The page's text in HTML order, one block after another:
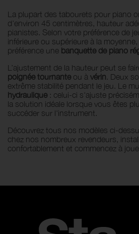
La plupart des tabourets pour piano
d’environ 45 centimètres, hauteur
pianistes. Selon votre préférence de
inférieure ou supérieure à la
préférence une banquette de piano
L’ajustement de la hauteur peut se
poignée tournante ou à vérin. Deux
extrême stabilité pendant le jeu. Le
hydraulique : celui-ci s'ajuste
la solution idéale lorsque vous êtes
succéder sur l'instrument.
Découvrez tous nos modèles ci-
chez nos nombreux revendeurs,
confortablement et commencez à